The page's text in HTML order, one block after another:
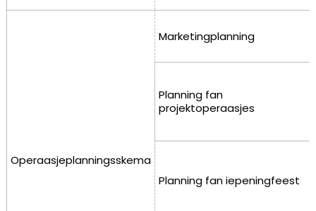
Operaasjeplanningsskema
Marketingplanning
Planning fan
projektoperaasjes
Planning fan iepeningfeest